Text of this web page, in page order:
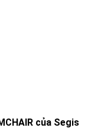
của Segis